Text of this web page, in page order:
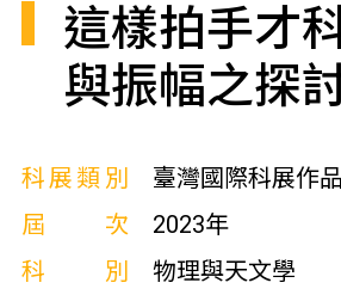
這樣拍手才
與振幅之探
科展類別
臺灣國際科展作品
屆次
2023年
科別
物理與天文學